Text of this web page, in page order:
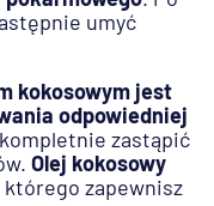
umyć
kokosowym jest
odpowiedniej
zastąpić
Olej kokosowy
zapewnisz